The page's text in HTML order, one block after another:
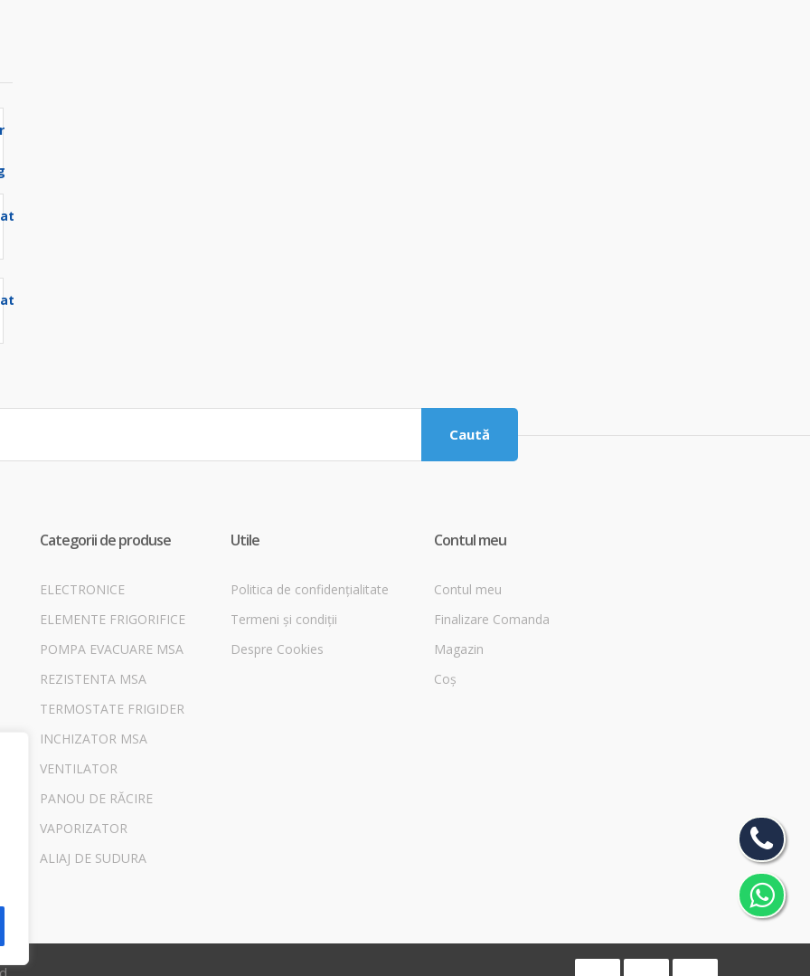
Caută
Categorii de produse
ELECTRONICE
ELEMENTE FRIGORIFICE
POMPA EVACUARE MSA
REZISTENTA MSA
TERMOSTATE FRIGIDER
INCHIZATOR MSA
VENTILATOR
PANOU DE RĂCIRE
VAPORIZATOR
ALIAJ DE SUDURA
Utile
Politica de confidențialitate
Termeni și condiții
Despre Cookies
Contul meu
Contul meu
Finalizare Comanda
Magazin
Coș